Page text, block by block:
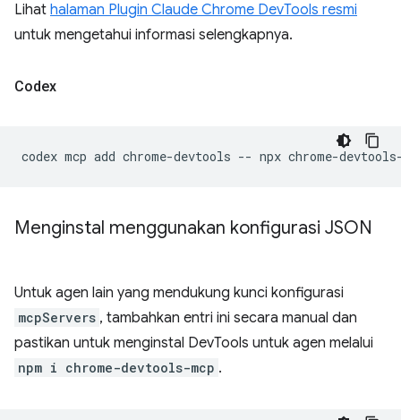
Lihat halaman Plugin Claude Chrome DevTools resmi
untuk mengetahui informasi selengkapnya.
Codex
codex mcp add chrome-devtools -- npx
Menginstal menggunakan konfigurasi JSON
Untuk agen lain yang mendukung kunci konfigurasi
mcpServers , tambahkan entri ini secara manual dan
pastikan untuk menginstal DevTools untuk agen melalui
npm i chrome-devtools-mcp .